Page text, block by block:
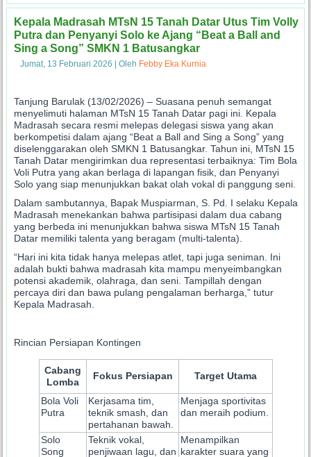
Kepala Madrasah MTsN 15 Tanah Datar Utus Tim Volly
Putra dan Penyanyi Solo ke Ajang “Beat a Ball and
Sing a Song” SMKN 1 Batusangkar
Jumat, 13 Februari 2026 |Oleh Febby Eka Kurnia
Tanjung Barulak (13/02/2026) – Suasana penuh semangat
menyelimuti halaman MTsN 15 Tanah Datar pagi ini. Kepala
Madrasah secara resmi melepas delegasi siswa yang akan
berkompetisi dalam ajang “Beat a Ball and Sing a Song” yang
diselenggarakan oleh SMKN 1 Batusangkar. Tahun ini, MTsN 15
Tanah Datar mengirimkan dua representasi terbaiknya: Tim Bola
Voli Putra yang akan berlaga di lapangan fisik, dan Penyanyi
Solo yang siap menunjukkan bakat olah vokal di panggung seni.
Dalam sambutannya, Bapak Muspiarman, S. Pd. I selaku Kepala
Madrasah menekankan bahwa partisipasi dalam dua cabang
yang berbeda ini menunjukkan bahwa siswa MTsN 15 Tanah
Datar memiliki talenta yang beragam (multi-talenta).
“Hari ini kita tidak hanya melepas atlet, tapi juga seniman. Ini
adalah bukti bahwa madrasah kita mampu menyeimbangkan
potensi akademik, olahraga, dan seni. Tampillah dengan
percaya diri dan bawa pulang pengalaman berharga,” tutur
Kepala Madrasah.
Rincian Persiapan Kontingen
Cabang
Lomba
Fokus Persiapan Target Utama
Bola Voli
Putra
Kerjasama tim,
teknik smash, dan
pertahanan bawah.
Menjaga sportivitas
dan meraih podium.
Solo
Song
Teknik vokal,
penjiwaan lagu, dan
Menampilkan
karakter suara yang